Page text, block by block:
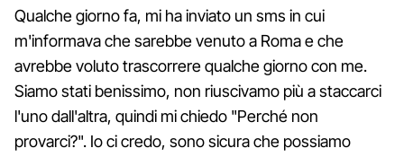
Qualche giorno fa, mi ha inviato un sms in cui
m'informava che sarebbe venuto a Roma e che
avrebbe voluto trascorrere qualche giorno con me.
Siamo stati benissimo, non riuscivamo più a staccarci
l'uno dall'altra, quindi mi chiedo "Perché non
provarci?". Io ci credo, sono sicura che possiamo